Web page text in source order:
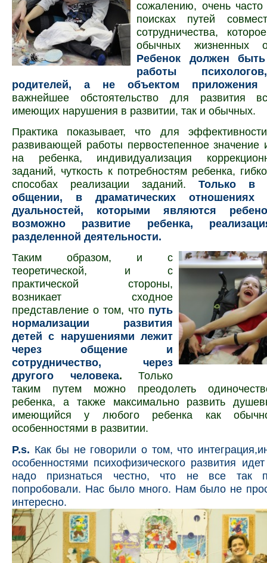
сожалению, очень
поисках путей
сотрудничества,
обычных жизненных
Ребенок должен быть
работы
родителей, а не объектом приложения
важнейшее обстоятельство для развития
имеющих нарушения в развитии, так и обычных.
Практика показывает, что для
развивающей работы первостепенное значение
на ребенка, индивидуали­зация
заданий, чуткость к потребностям ребенка,
способах реализации заданий. Только в
общении, в драматических
дуальностей, которыми являются
возможно развитие ребенка,
разделенной деятельности.
Таким образом, и с
теоретической, и с
практической стороны,
возникает сходное
представление о том, что путь
нормализации раз­вития
детей с нарушениями лежит
через общение и
сотрудничество, через
другого человека. Только
таким путем можно преодолеть
ребенка, а также максимально развить
имеющийся у любого ребенка как
особенностями в раз­витии.
P.s. Как бы не говорили о том, что
особенностями психофизического развития
надо признаться честно, что не все так
попробовали. Нас было много. Нам было не
интересно.